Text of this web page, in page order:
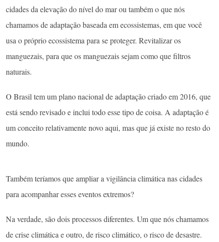
cidades da elevação do nível do mar ou também o que nós
chamamos de adaptação baseada em ecossistemas, em que você
usa o próprio ecossistema para se proteger. Revitalizar os
manguezais, para que os manguezais sejam como que filtros
naturais.
O Brasil tem um plano nacional de adaptação criado em 2016, que
está sendo revisado e inclui todo esse tipo de coisa. A adaptação é
um conceito relativamente novo aqui, mas que já existe no resto do
mundo.
Também teríamos que ampliar a vigilância climática nas cidades
para acompanhar esses eventos extremos?
Na verdade, são dois processos diferentes. Um que nós chamamos
de crise climática e outro, de risco climático, o risco de desastre.